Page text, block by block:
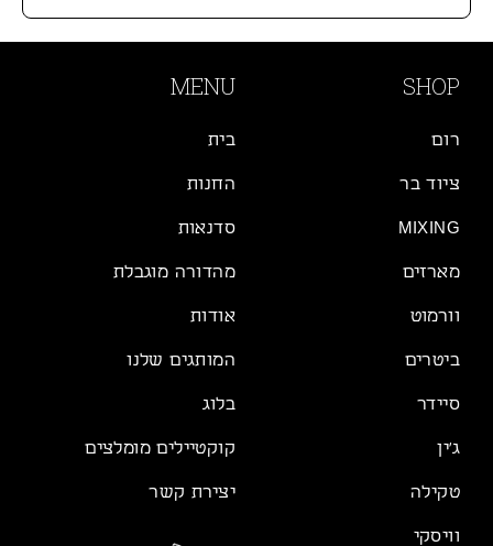
SHOP
רום
ציוד בר
MIXING
מארזים
וורמוט
ביטרים
סיידר
ג׳ין
טקילה
וויסקי
MENU
בית
החנות
סדנאות
מהדורה מוגבלת
אודות
המותגים שלנו
בלוג
קוקטיילים מומלצים
יצירת קשר